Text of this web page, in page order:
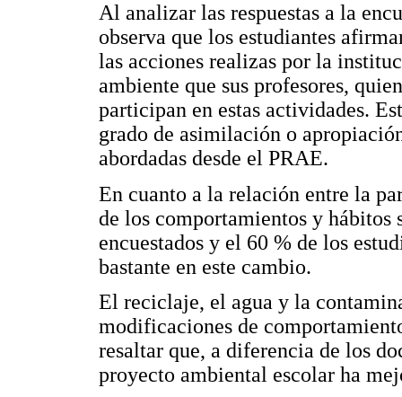
Al analizar las respuestas a la
observa que los estudiantes
las acciones realizas por la
ambiente que sus profesores,
participan en estas actividades.
grado de asimilación o
abordadas desde el PRAE.
En cuanto a la relación entre la
de los comportamientos y hábitos
encuestados y el 60 % de los
bastante en este cambio.
El reciclaje, el agua y la
modificaciones de
resaltar que, a diferencia de los
proyecto ambiental escolar ha